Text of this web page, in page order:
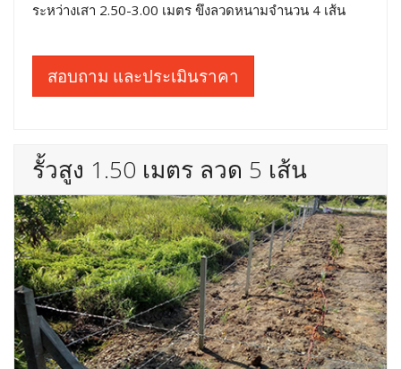
ระหว่างเสา 2.50-3.00 เมตร ขึงลวดหนามจำนวน 4 เส้น
สอบถาม และประเมินราคา
รั้วสูง 1.50 เมตร ลวด 5 เส้น